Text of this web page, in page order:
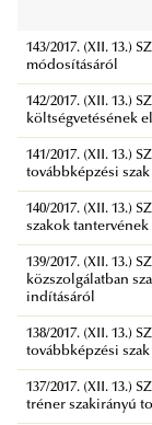
143/2017. (XII. 13.)
módosításáról
142/2017. (XII. 13.)
költségvetésének
141/2017. (XII. 13.)
továbbképzési
140/2017. (XII. 13.)
szakok tantervének
139/2017. (XII. 13.)
közszolgálatban
indításáról
138/2017. (XII. 13.)
továbbképzési
137/2017. (XII. 13.)
tréner szakirányú